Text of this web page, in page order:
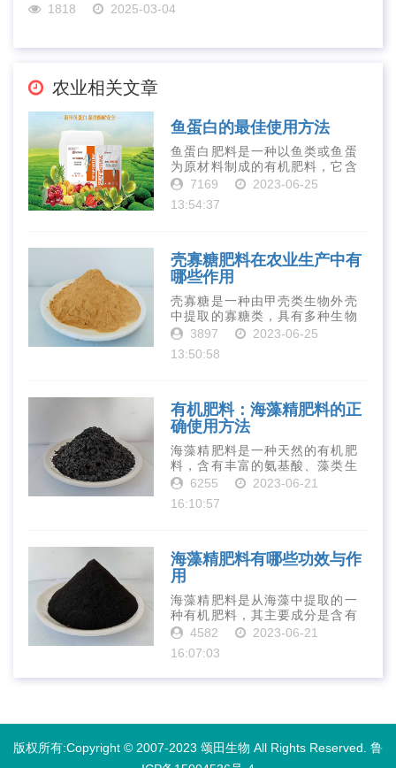
1818 2025-03-04
农业相关文章
鱼蛋白的最佳使用方法
鱼蛋白肥料是一种以鱼类或鱼蛋
为原材料制成的有机肥料，它含
有丰富的营养物质，如氮、磷、
元素和植物生长因子。这些营养
7169
2023-06-25
13:54:37
壳寡糖肥料在农业生产中有
哪些作用
壳寡糖是一种由甲壳类生物外壳
中提取的寡糖类，具有多种生物
活性和营养价值。在农业生产
是作为一种新型的有机肥料，壳
3897
2023-06-25
13:50:58
有机肥料：海藻精肥料的正
确使用方法
海藻精肥料是一种天然的有机肥
料，含有丰富的氨基酸、藻类生
长素、维生素、微量元素、蛋白
力、促进植物生长、增强植物抗
6255
2023-06-21
16:10:57
海藻精肥料有哪些功效与作
用
海藻精肥料是从海藻中提取的一
种有机肥料，其主要成分是含有
丰富的微量元素、植物生长素、
有增强作物生长、促进植物根系
发达、提高作物产量等多种作用
4582
2023-06-21
16:07:03
版权所有:Copyright © 2007-2023 颂田生物 All Rights Reserved. 鲁